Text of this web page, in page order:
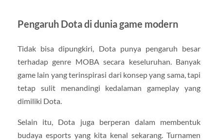
Pengaruh Dota di dunia game modern
Tidak bisa dipungkiri, Dota punya pengaruh besar
terhadap genre MOBA secara keseluruhan. Banyak
game lain yang terinspirasi dari konsep yang sama, tapi
tetap sulit menandingi kedalaman gameplay yang
dimiliki Dota.
Selain itu, Dota juga berperan dalam membentuk
budaya esports yang kita kenal sekarang. Turnamen